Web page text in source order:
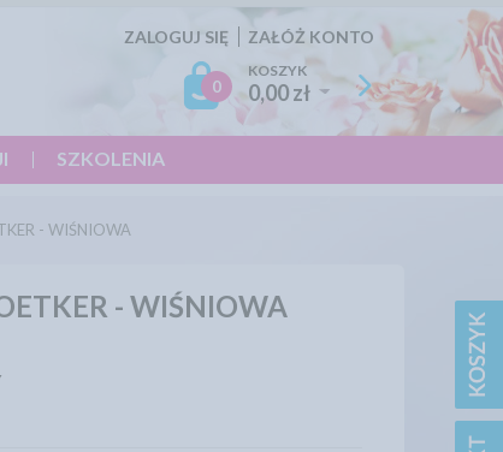
ZALOGUJ SIĘ ZAŁÓŻ KONTO
0
KOSZYK
0,00 zł
SZKOLENIA
- WIŚNIOWA
- WIŚNIOWA